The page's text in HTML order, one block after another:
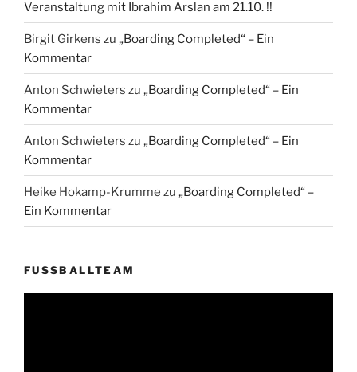
Veranstaltung mit Ibrahim Arslan am 21.10. !!
Birgit Girkens zu „Boarding Completed“ – Ein
Kommentar
Anton Schwieters zu „Boarding Completed“ – Ein
Kommentar
Anton Schwieters zu „Boarding Completed“ – Ein
Kommentar
Heike Hokamp-Krumme zu „Boarding Completed“ –
Ein Kommentar
FUSSBALLTEAM